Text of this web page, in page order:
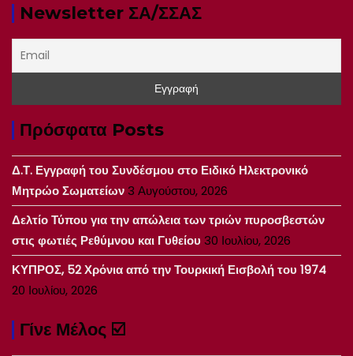
Newsletter ΣΑ/ΣΣΑΣ
Πρόσφατα Posts
Δ.Τ. Εγγραφή του Συνδέσμου στο Ειδικό Ηλεκτρονικό
Μητρώο Σωματείων3 Αυγούστου, 2026
Δελτίο Τύπου για την απώλεια των τριών πυροσβεστών
στις φωτιές Ρεθύμνου και Γυθείου 30 Ιουλίου, 2026
ΚΥΠΡΟΣ, 52 Χρόνια από την Τουρκική Εισβολή του 1974
20 Ιουλίου, 2026
Γίνε Μέλος ☑️